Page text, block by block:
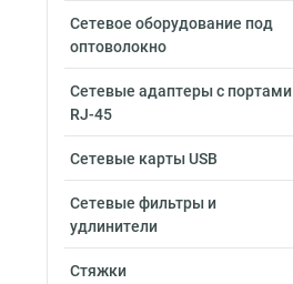
Сетевое оборудование под
оптоволокно
Сетевые адаптеры с портами
RJ-45
Сетевые карты USB
Сетевые фильтры и
удлинители
Стяжки